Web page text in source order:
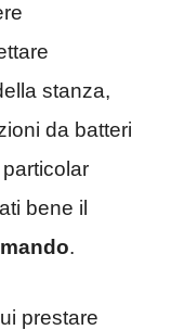
stanza,
da batteri
bene il
.
prestare